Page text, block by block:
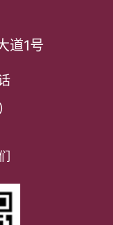
道1号